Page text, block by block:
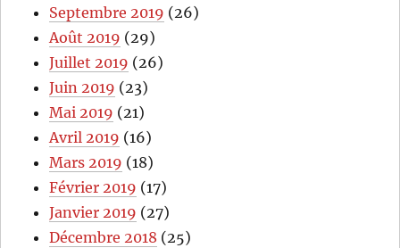
Septembre 2019 (26)
Août 2019 (29)
Juillet 2019 (26)
Juin 2019 (23)
Mai 2019 (21)
Avril 2019 (16)
Mars 2019 (18)
Février 2019 (17)
Janvier 2019 (27)
Décembre 2018 (25)